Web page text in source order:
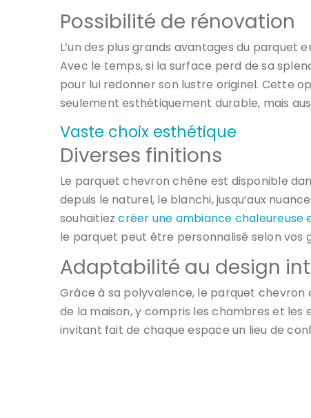
Possibilité de rénovation
L’un des plus grands avantages du parquet
Avec le temps, si la surface perd de sa
pour lui redonner son lustre originel. Cette
seulement esthétiquement durable, mais
Vaste choix esthétique
Diverses finitions
Le parquet chevron chêne est disponible
depuis le naturel, le blanchi, jusqu’aux
souhaitiezcréer une ambiance chaleureuse
le parquet peut être personnalisé selon vos
Adaptabilité au design
Grâce à sa polyvalence, le parquet
de la maison, y compris les chambres et
invitant fait de chaque espace un lieu de